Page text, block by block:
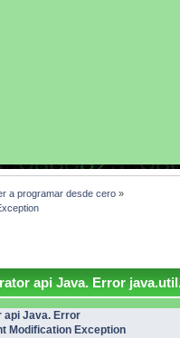
a programar desde cero»
api Java. Error
api Java. Error
Modification Exception